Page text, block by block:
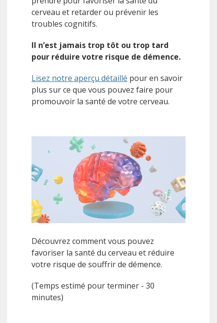
cerveau et retarder ou prévenir les
troubles cognitifs.
Il n’est jamais trop tôt ou trop tard
pour réduire votre risque de démence.
Lisez notre aperçu détaillé pour en savoir
plus sur ce que vous pouvez faire pour
promouvoir la santé de votre cerveau.
Découvrez comment vous pouvez
favoriser la santé du cerveau et réduire
votre risque de souffrir de démence.
(Temps estimé pour terminer - 30
minutes)